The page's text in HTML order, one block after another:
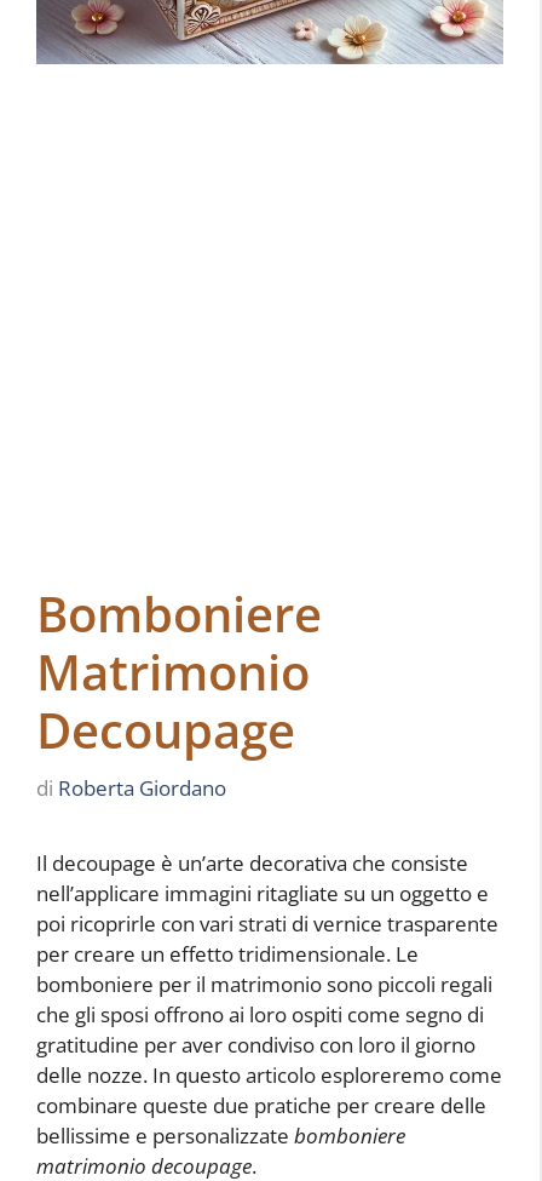
Bomboniere
Matrimonio
Decoupage
di Roberta Giordano
Il decoupage è un’arte decorativa che consiste
nell’applicare immagini ritagliate su un oggetto e
poi ricoprirle con vari strati di vernice trasparente
per creare un effetto tridimensionale. Le
bomboniere per il matrimonio sono piccoli regali
che gli sposi offrono ai loro ospiti come segno di
gratitudine per aver condiviso con loro il giorno
delle nozze. In questo articolo esploreremo come
combinare queste due pratiche per creare delle
bellissime e personalizzate bomboniere
matrimonio decoupage.